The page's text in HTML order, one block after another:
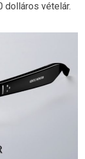
dolláros vételár.